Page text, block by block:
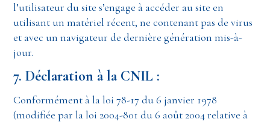
l’utilisateur du site s’engage à accéder au site en
utilisant un matériel récent, ne contenant pas de virus
et avec un navigateur de dernière génération mis-à-
jour.
7. Déclaration à la CNIL :
Conformément à la loi 78-17 du 6 janvier 1978
(modifiée par la loi 2004-801 du 6 août 2004 relative à